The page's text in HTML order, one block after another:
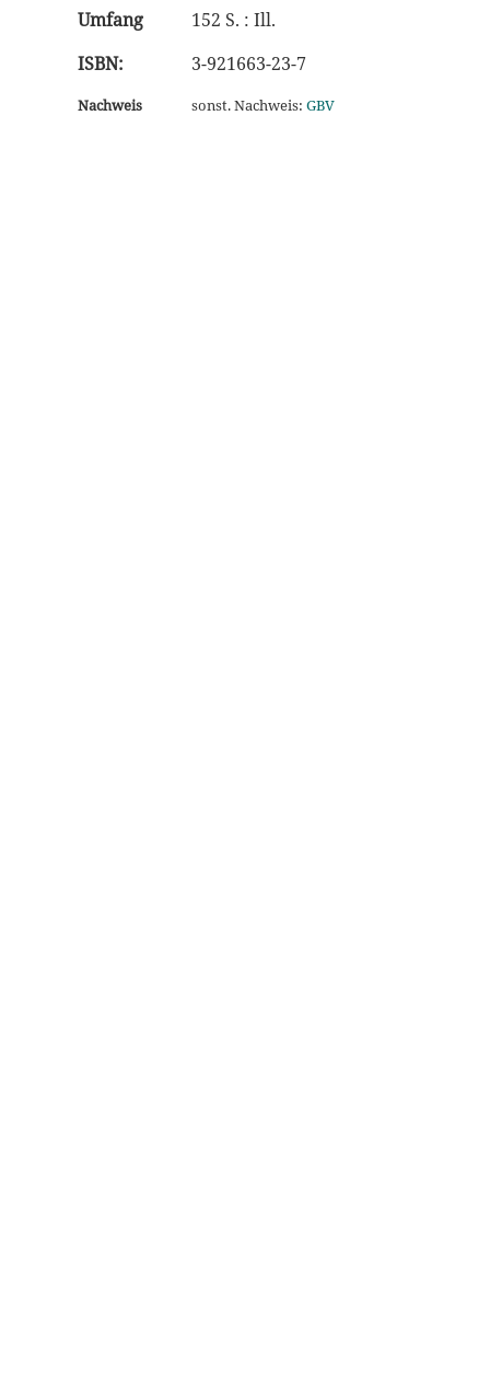
Umfang
152 S. : Ill.
ISBN:
3-921663-23-7
Nachweis sonst. Nachweis: GBV